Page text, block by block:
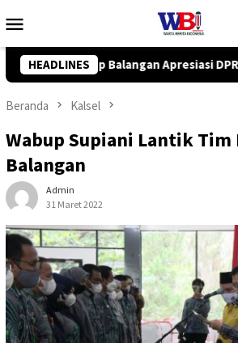
ke
Mobile
HEADLINES
Usai Raperda Perubahan APBD
Beranda Kalsel
Wabup Supiani Lantik Tim
Balangan
Admin
31 Maret 2022